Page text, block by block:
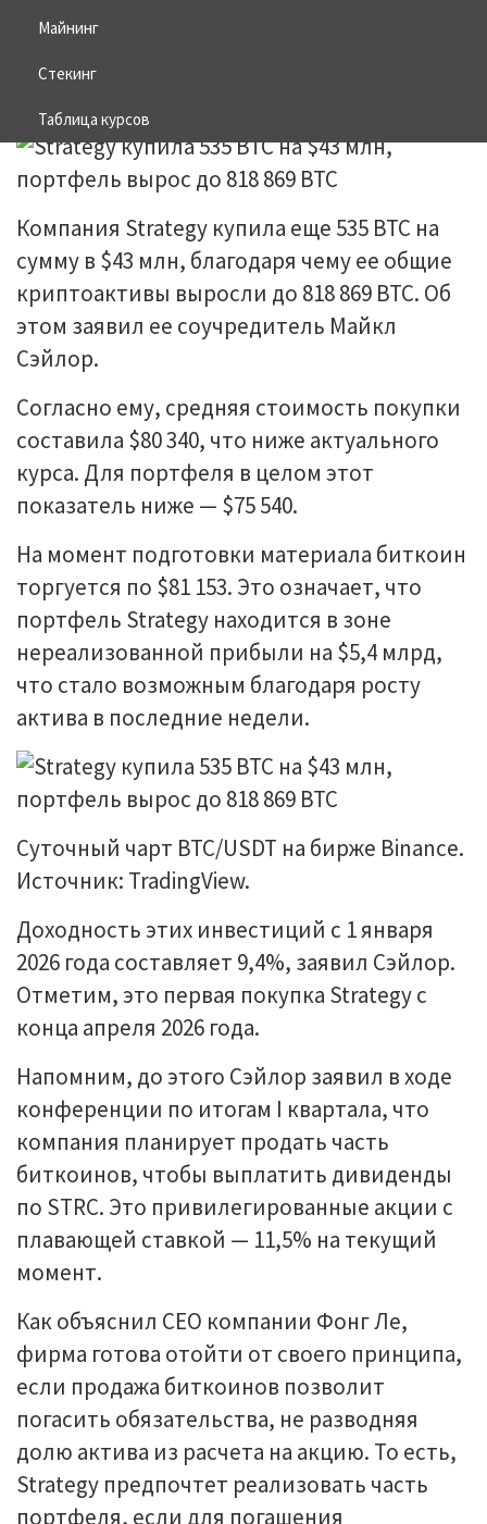
Майнинг
Стекинг
Таблица курсов
BTC
11.05.2026
Компания Strategy купила еще 535 BTC на
сумму в $43 млн, благодаря чему ее общие
криптоактивы выросли до 818 869 BTC. Об
этом заявил ее соучредитель Майкл
Сэйлор.
Согласно ему, средняя стоимость покупки
составила $80 340, что ниже актуального
курса. Для портфеля в целом этот
показатель ниже — $75 540.
На момент подготовки материала биткоин
торгуется по $81 153. Это означает, что
портфель Strategy находится в зоне
нереализованной прибыли на $5,4 млрд,
что стало возможным благодаря росту
актива в последние недели.
Суточный чарт BTC/USDT на бирже Binance.
Источник: TradingView.
Доходность этих инвестиций с 1 января
2026 года составляет 9,4%, заявил Сэйлор.
Отметим, это первая покупка Strategy с
конца апреля 2026 года.
Напомним, до этого Сэйлор заявил в ходе
конференции по итогам I квартала, что
компания планирует продать часть
биткоинов, чтобы выплатить дивиденды
по STRC. Это привилегированные акции с
плавающей ставкой — 11,5% на текущий
момент.
Как объяснил CEO компании Фонг Ле,
фирма готова отойти от своего принципа,
если продажа биткоинов позволит
погасить обязательства, не разводняя
долю актива из расчета на акцию. То есть,
Strategy предпочтет реализовать часть
портфеля, если для погашения